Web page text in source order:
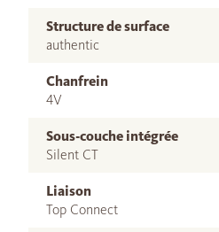
Structure de surface
authentic
Chanfrein
4V
Sous-couche intégrée
Silent CT
Liaison
Top Connect